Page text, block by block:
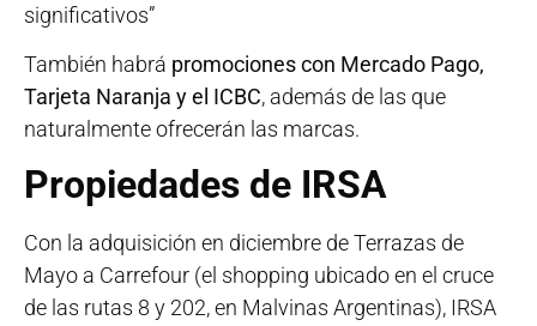
significativos”
También habrá promociones con Mercado Pago,
Tarjeta Naranja y el ICBC, además de las que
naturalmente ofrecerán las marcas.
Propiedades de IRSA
Con la adquisición en diciembre de Terrazas de
Mayo a Carrefour (el shopping ubicado en el cruce
de las rutas 8 y 202, en Malvinas Argentinas), IRSA